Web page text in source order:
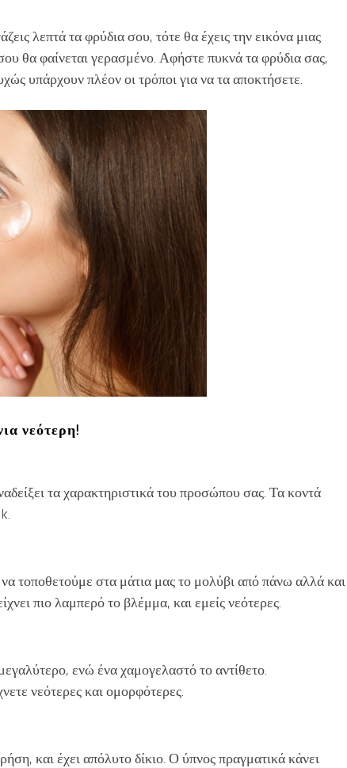
λεπτά τα φρύδια σου, τότε θα έχεις την εικόνα μιας
θα φαίνεται γερασμένο. Αφήστε πυκνά τα φρύδια σας,
υπάρχουν πλέον οι τρόποι για να τα αποκτήσετε.
νεότερη!
τα χαρακτηριστικά του προσώπου σας. Τα κοντά
τοποθετούμε στα μάτια μας το μολύβι από πάνω αλλά και
πιο λαμπερό το βλέμμα, και εμείς νεότερες.
ενώ ένα χαμογελαστό το αντίθετο.
νεότερες και ομορφότερες.
και έχει απόλυτο δίκιο. Ο ύπνος πραγματικά κάνει